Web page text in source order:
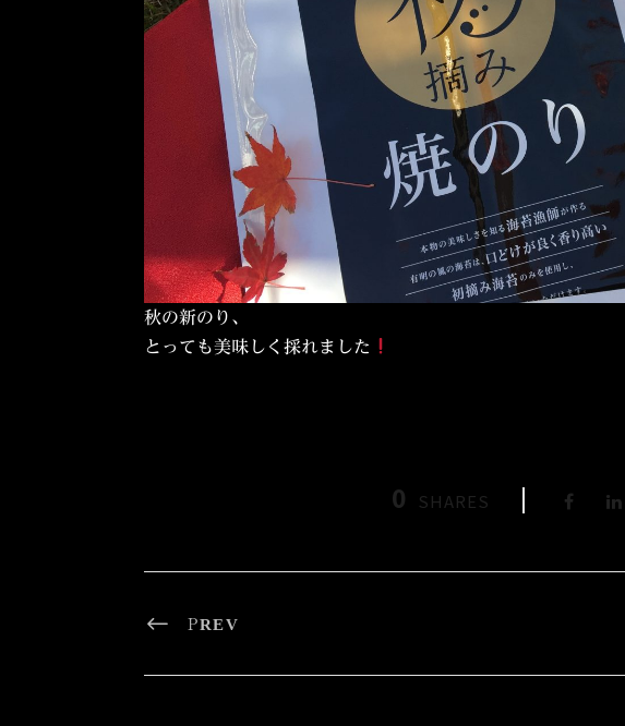
秋の新のり、
とっても美味しく採れました
0 SHARES
PREV